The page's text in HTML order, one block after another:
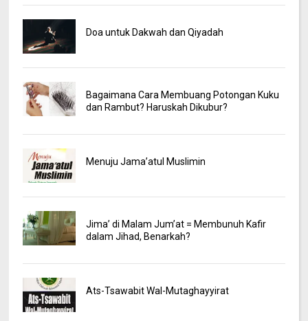
Doa untuk Dakwah dan Qiyadah
Bagaimana Cara Membuang Potongan Kuku
dan Rambut? Haruskah Dikubur?
Menuju Jama’atul Muslimin
Jima’ di Malam Jum’at = Membunuh Kafir
dalam Jihad, Benarkah?
Ats-Tsawabit Wal-Mutaghayyirat